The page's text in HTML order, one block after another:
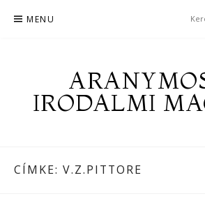
MENU
IRODALMI
CÍMKE: V.Z.PITTORE